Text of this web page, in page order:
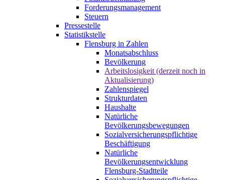
Forderungsmanagement
Steuern
Pressestelle
Statistikstelle
Flensburg in Zahlen
Monatsabschluss
Bevölkerung
Arbeitslosigkeit (derzeit noch in
Aktualisierung)
Zahlenspiegel
Strukturdaten
Haushalte
Natürliche
Bevölkerungsbewegungen
Sozialversicherungspflichtige
Beschäftigung
Natürliche
Bevölkerungsentwicklung
Flensburg-Stadtteile